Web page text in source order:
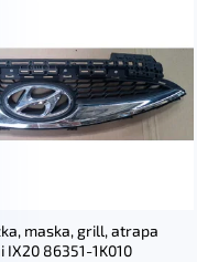
maska, grill, atrapa
IX20 86351-1K010